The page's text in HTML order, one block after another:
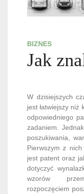
BIZNES
Jak
W dzisiejszych
jest łatwiejszy niż
odpowiedniego
zadaniem.
poszukiwania,
Pierwszym z
jest patent oraz
dotyczyć
wzorów
rozpoczęciem